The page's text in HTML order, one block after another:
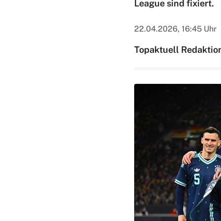
League sind fixiert.
22.04.2026, 16:45 Uhr
Topaktuell